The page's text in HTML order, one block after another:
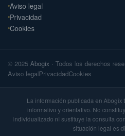
Aviso legal
Privacidad
Cookies
© 2025 Abogix · Todos los derechos
Aviso legalPrivacidadCookies
La información publicada en Abogix
informativo y orientativo. No
individualizado ni sustituye la consulta
situación legal es
📍 Santiago de Compostela
Arteaga Abogados
Derecho Civil